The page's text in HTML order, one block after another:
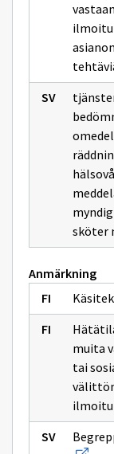
sköter
Anmärkning
muita
tai